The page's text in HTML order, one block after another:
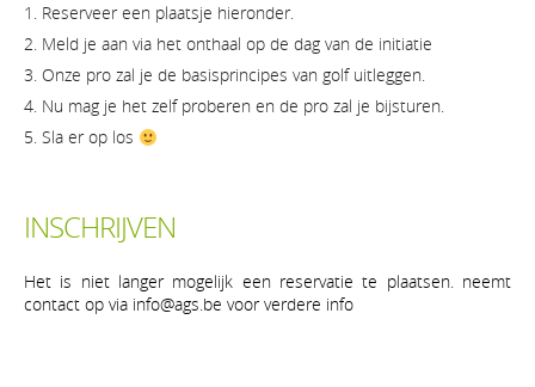
Reserveer een plaatsje hieronder.
Meld je aan via het onthaal op de dag van de initiatie
Onze pro zal je de basisprincipes van golf uitleggen.
Nu mag je het zelf proberen en de pro zal je bijsturen.
Sla er op los
INSCHRIJVEN
Het is niet langer mogelijk een reservatie te plaatsen. neemt
contact op via info@ags.be voor verdere info